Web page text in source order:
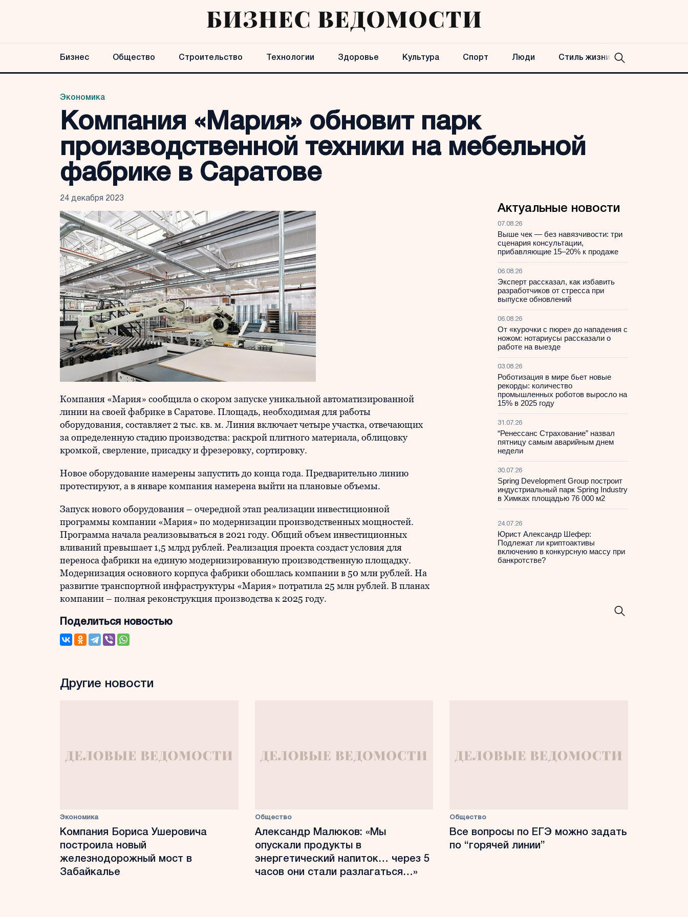
Бизнес Общество Строительство Технологии Здоровье Культура Спорт Люди Стиль жизни
Экономика
Компания «Мария» обновит парк
производственной техники на мебельной
фабрике в Саратове
24 декабря 2023
Компания «Мария» сообщила о скором запуске уникальной автоматизированной
линии на своей фабрике в Саратове. Площадь, необходимая для работы
оборудования, составляет 2 тыс. кв. м. Линия включает четыре участка, отвечающих
за определенную стадию производства: раскрой плитного материала, облицовку
кромкой, сверление, присадку и фрезеровку, сортировку.
Новое оборудование намерены запустить до конца года. Предварительно линию
протестируют, а в январе компания намерена выйти на плановые объемы.
Запуск нового оборудования – очередной этап реализации инвестиционной
программы компании «Мария» по модернизации производственных мощностей.
Программа начала реализовываться в 2021 году. Общий объем инвестиционных
вливаний превышает 1,5 млрд рублей. Реализация проекта создаст условия для
переноса фабрики на единую модернизированную производственную площадку.
Модернизация основного корпуса фабрики обошлась компании в 50 млн рублей. На
развитие транспортной инфраструктуры «Мария» потратила 25 млн рублей. В планах
компании – полная реконструкция производства к 2025 году.
Поделиться новостью
Актуальные новости
07.08.26
Выше чек — без навязчивости: три
сценария консультации,
прибавляющие 15–20% к продаже
06.08.26
Эксперт рассказал, как избавить
разработчиков от стресса при
выпуске обновлений
06.08.26
От «курочки с пюре» до нападения с
ножом: нотариусы рассказали о
работе на выезде
03.08.26
Роботизация в мире бьет новые
рекорды: количество
промышленных роботов выросло на
15% в 2025 году
31.07.26
“Ренессанс Страхование” назвал
пятницу самым аварийным днем
недели
30.07.26
Spring Development Group построит
индустриальный парк Spring Industry
в Химках площадью 76 000 м2
24.07.26
Юрист Александр Шефер:
Подлежат ли криптоактивы
включению в конкурсную массу при
банкротстве?
Другие новости
Экономика
Компания Бориса Ушеровича
построила новый
железнодорожный мост в
Забайкалье
Общество
Александр Малюков: «Мы
опускали продукты в
энергетический напиток… через 5
часов они стали разлагаться…»
Общество
Все вопросы по ЕГЭ можно задать
по “горячей линии”